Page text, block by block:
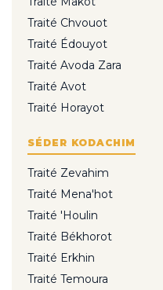
Traité Chvouot
Traité Édouyot
Traité Avoda Zara
Traité Avot
Traité Horayot
SÉDER KODACHIM
Traité Zevahim
Traité Mena'hot
Traité 'Houlin
Traité Békhorot
Traité Erkhin
Traité Temoura